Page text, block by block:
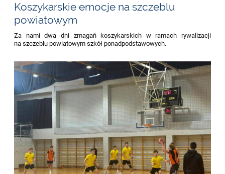
Koszykarskie emocje na szczeblu
powiatowym
Za nami dwa dni zmagań koszykarskich w ramach rywalizacji
na szczeblu powiatowym szkół ponadpodstawowych.